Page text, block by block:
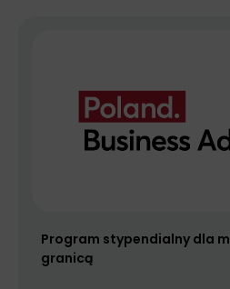
Program stypendialny dla
granicą